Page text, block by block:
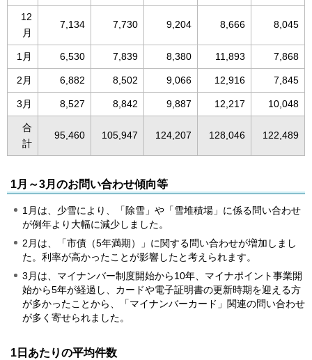
12
月
7,134 7,730 9,204 8,666 8,045
1月 6,530 7,839 8,380 11,893 7,868
2月 6,882 8,502 9,066 12,916 7,845
3月 8,527 8,842 9,887 12,217 10,048
合
計
95,460 105,947 124,207 128,046 122,489
1月～3月のお問い合わせ傾向等
1月は、少雪により、「除雪」や「雪堆積場」に係る問い合わせ
が例年より大幅に減少しました。
2月は、「市債（5年満期）」に関する問い合わせが増加しまし
た。利率が高かったことが影響したと考えられます。
3月は、マイナンバー制度開始から10年、マイナポイント事業開
始から5年が経過し、カードや電子証明書の更新時期を迎える方
が多かったことから、「マイナンバーカード」関連の問い合わせ
が多く寄せられました。
1日あたりの平均件数